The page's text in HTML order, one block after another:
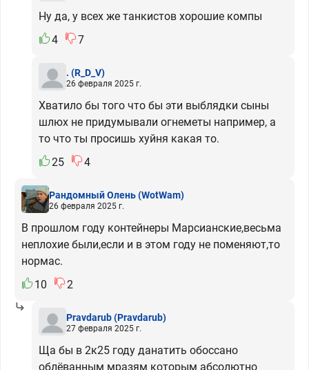
Ну да, у всех же танкистов хорошие компы
4
7
. (R_D_V)
26 февраля 2025 г.
Хватило бы того что бы эти выблядки сыны
шлюх не придумывали огнеметы например, а
то что ты просишь хуйня какая то.
25
4
Рандомный Олень(WotWam)
26 февраля 2025 г.
В прошлом году контейнеры Марсианские,весьма
неплохие были,если и в этом году не поменяют,то
нормас.
10
2
Pravdarub(Pravdarub)
27 февраля 2025 г.
Ща бы в 2к25 году данатить обоссано
облёванным мразям которым абсолютно